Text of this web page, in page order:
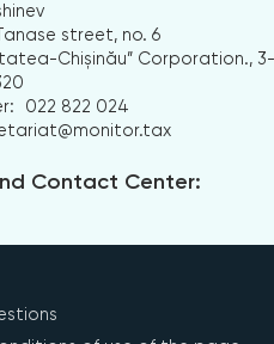
street, no. 6
Chișinău” Corporation.,
022 822 024
Contact Center: